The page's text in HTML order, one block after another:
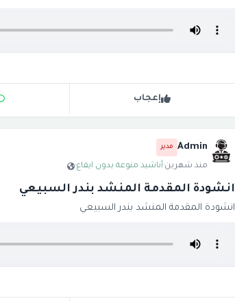
إعجاب
Admin مدير
منذ شهرين·أناشيد منوعة بدون ايقاع·
انشودة المقدمة المنشد بندر السبيعي
انشودة المقدمة المنشد بندر السبيعي